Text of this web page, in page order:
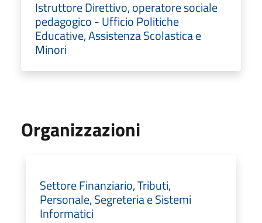
Istruttore Direttivo, operatore sociale
pedagogico - Ufficio Politiche
Educative, Assistenza Scolastica e
Minori
Organizzazioni
Settore Finanziario, Tributi,
Personale, Segreteria e Sistemi
Informatici